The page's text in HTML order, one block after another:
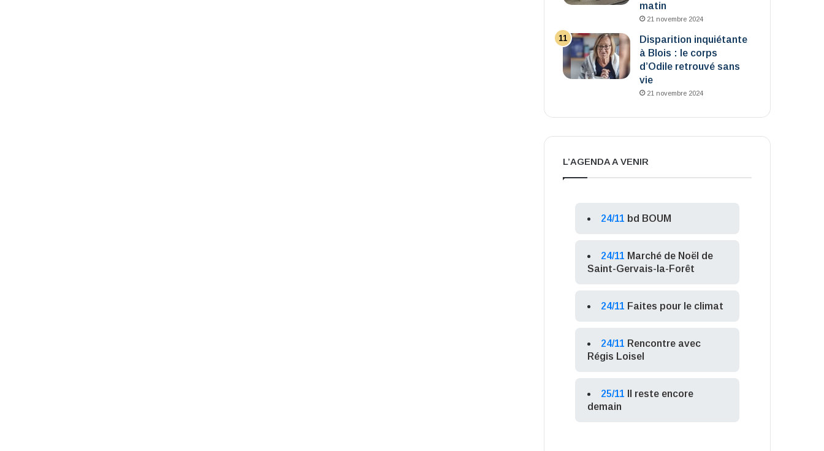
matin
21 novembre 2024
Disparition inquiétante
à Blois : le corps
d’Odile retrouvé sans
vie
21 novembre 2024
L’AGENDA A VENIR
24/11 bd BOUM
24/11 Marché de Noël de
Saint-Gervais-la-Forêt
24/11 Faites pour le climat
24/11 Rencontre avec
Régis Loisel
25/11
Il reste encore
demain